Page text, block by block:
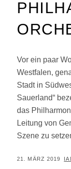
Vor ein paar
Westfalen,
Stadt in
Sauerland“
das
Leitung von
Szene zu
POSTED
21. MÄRZ 2019 BY